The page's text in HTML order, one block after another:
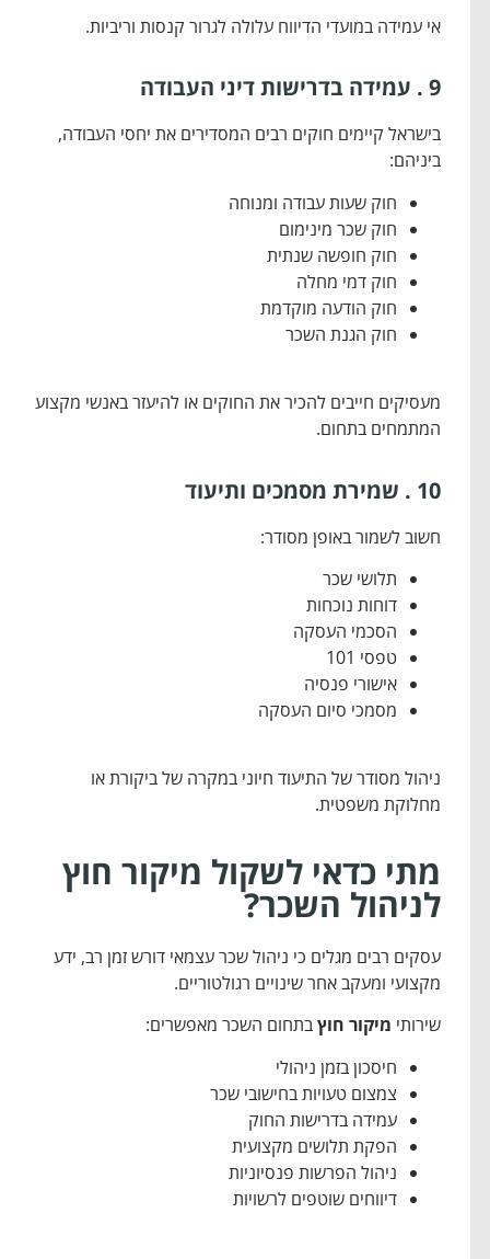
אי עמידה במועדי הדיווח עלולה לגרור קנסות וריביות.
9 . עמידה בדרישות דיני העבודה
בישראל קיימים חוקים רבים המסדירים את יחסי העבודה,
ביניהם:
חוק שעות עבודה ומנוחה
חוק שכר מינימום
חוק חופשה שנתית
חוק דמי מחלה
חוק הודעה מוקדמת
חוק הגנת השכר
מעסיקים חייבים להכיר את החוקים או להיעזר באנשי מקצוע
המתמחים בתחום.
10 . שמירת מסמכים ותיעוד
חשוב לשמור באופן מסודר:
תלושי שכר
דוחות נוכחות
הסכמי העסקה
טפסי 101
אישורי פנסיה
מסמכי סיום העסקה
ניהול מסודר של התיעוד חיוני במקרה של ביקורת או
מחלוקת משפטית.
מתי כדאי לשקול מיקור חוץ
לניהול השכר?
עסקים רבים מגלים כי ניהול שכר עצמאי דורש זמן רב, ידע
מקצועי ומעקב אחר שינויים רגולטוריים.
שירותי מיקור חוץבתחום השכר מאפשרים:
חיסכון בזמן ניהולי
צמצום טעויות בחישובי שכר
עמידה בדרישות החוק
הפקת תלושים מקצועית
ניהול הפרשות פנסיוניות
דיווחים שוטפים לרשויות